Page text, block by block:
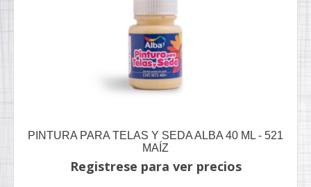
PINTURA PARA TELAS Y SEDA ALBA 40 ML - 521
MAÍZ
Registrese para ver precios